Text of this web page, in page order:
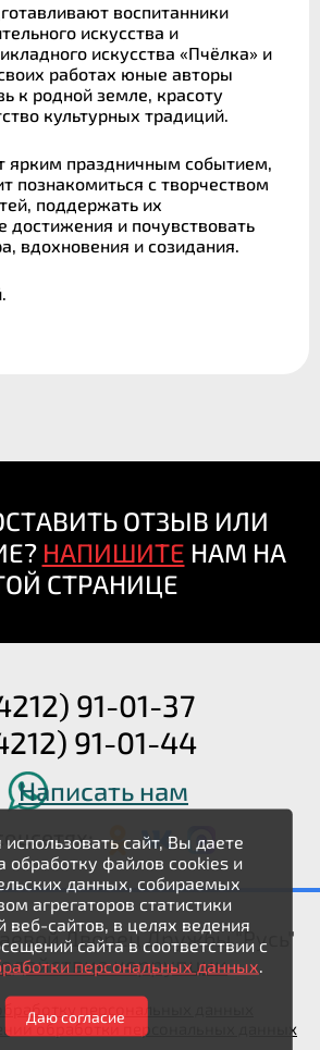
воспитанники
искусства и
искусства «Пчёлка» и
работах юные авторы
к родной земле, красоту
культурных традиций.
ярким праздничным событием,
познакомиться с творчеством
поддержать их
достижения и почувствовать
вдохновения и созидания.
ОТЗЫВ ИЛИ
НАПИШИТЕ НАМ НА
СТРАНИЦЕ
91-01-37
91-01-44
Написать нам
Дворец Дружбы "Русь"
коррупции
персональных данных
обработки персональных данных
сайт, Вы даете
обработку файлов cookies и
данных, собираемых
агрегаторов статистики
веб-сайтов, в целях ведения
сайта в соответствии с
персональных данных
Даю согласие